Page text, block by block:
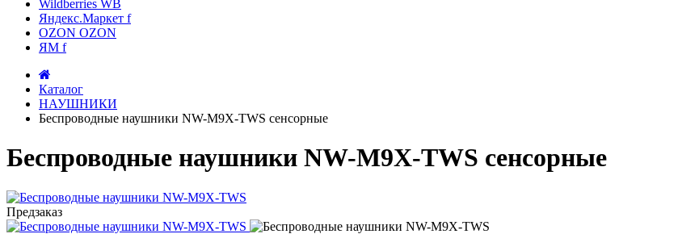
Wildberries WB
Яндекс.Маркет f
OZON OZON
ЯМ f
Каталог
НАУШНИКИ
Беспроводные наушники NW-M9X-TWS сенсорные
Беспроводные наушники NW-M9X-TWS сенсорные
Предзаказ